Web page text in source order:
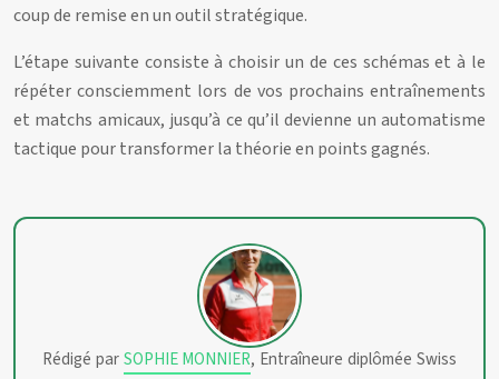
coup de remise en un outil stratégique.
L’étape suivante consiste à choisir un de ces schémas et à le
répéter consciemment lors de vos prochains entraînements
et matchs amicaux, jusqu’à ce qu’il devienne un automatisme
tactique pour transformer la théorie en points gagnés.
Rédigé parSOPHIE MONNIER, Entraîneure diplômée Swiss